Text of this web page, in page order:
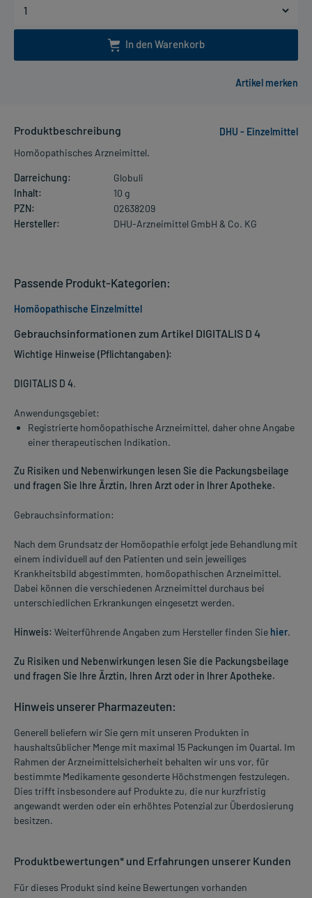
In den Warenkorb
Produktbeschreibung
DHU - Einzelmittel
Homöopathisches Arzneimittel.
Darreichung:
Globuli
Inhalt:
10 g
PZN:
02638209
Hersteller:
DHU-Arzneimittel GmbH & Co. KG
Gebrauchsinformationen zum Artikel DIGITALIS D 4
Wichtige Hinweise (Pflichtangaben):
DIGITALIS D 4.
Anwendungsgebiet:
Registrierte homöopathische Arzneimittel, daher ohne Angabe
einer therapeutischen Indikation.
Zu Risiken und Nebenwirkungen lesen Sie die Packungsbeilage
und fragen Sie Ihre Ärztin, Ihren Arzt oder in Ihrer Apotheke.
Gebrauchsinformation:
Nach dem Grundsatz der Homöopathie erfolgt jede Behandlung mit
einem individuell auf den Patienten und sein jeweiliges
Krankheitsbild abgestimmten, homöopathischen Arzneimittel.
Dabei können die verschiedenen Arzneimittel durchaus bei
unterschiedlichen Erkrankungen eingesetzt werden.
Hinweis: Weiterführende Angaben zum Hersteller finden Sie hier.
Zu Risiken und Nebenwirkungen lesen Sie die Packungsbeilage
und fragen Sie Ihre Ärztin, Ihren Arzt oder in Ihrer Apotheke.
Hinweis unserer Pharmazeuten:
Generell beliefern wir Sie gern mit unseren Produkten in
haushaltsüblicher Menge mit maximal 15 Packungen im Quartal. Im
Rahmen der Arzneimittelsicherheit behalten wir uns vor, für
bestimmte Medikamente gesonderte Höchstmengen festzulegen.
Dies trifft insbesondere auf Produkte zu, die nur kurzfristig
angewandt werden oder ein erhöhtes Potenzial zur Überdosierung
besitzen.
Produktbewertungen* und Erfahrungen unserer Kunden
Für dieses Produkt sind keine Bewertungen vorhanden
Passende Produkt-Kategorien:
Homöopathische Einzelmittel